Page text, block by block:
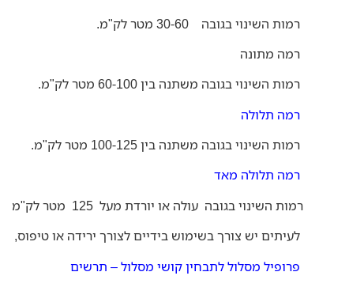
רמות השינוי בגובה 30-60 מטר לק"מ.
רמה מתונה
רמות השינוי בגובה משתנה בין 60-100 מטר לק"מ.
רמה תלולה
רמות השינוי בגובה משתנה בין 100-125 מטר לק"מ.
רמה תלולה מאד
רמות השינוי בגובה עולה או יורדת מעל 125 מטר לק"מ
לעיתים יש צורך בשימוש בידיים לצורך ירידה או טיפוס,
פרופיל מסלול לתבחין קושי מסלול – תרשים